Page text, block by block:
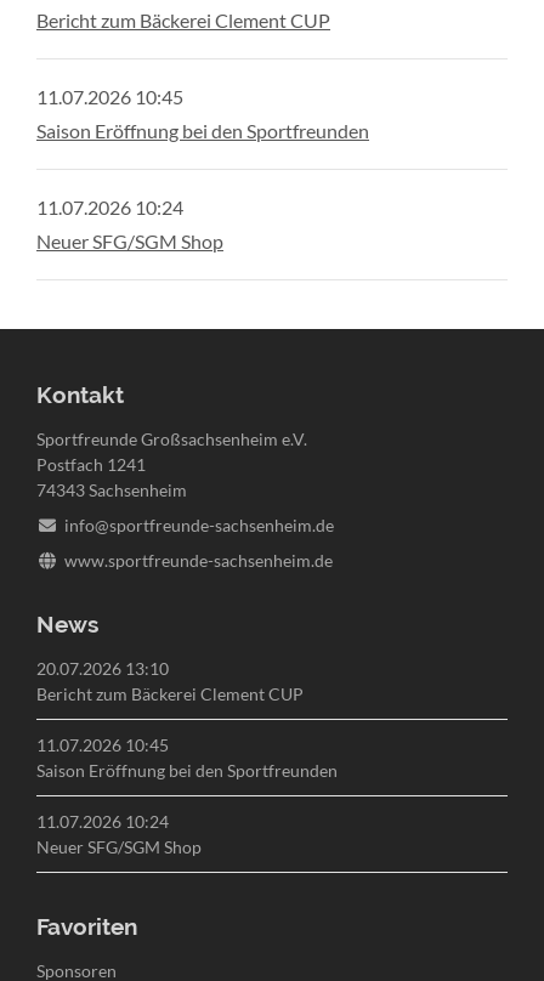
Bericht zum Bäckerei Clement CUP
11.07.2026 10:45
Saison Eröffnung bei den Sportfreunden
11.07.2026 10:24
Neuer SFG/SGM Shop
Kontakt
Sportfreunde Großsachsenheim e.V.
Postfach 1241
74343 Sachsenheim
info@sportfreunde-sachsenheim.de
www.sportfreunde-sachsenheim.de
News
20.07.2026 13:10
Bericht zum Bäckerei Clement CUP
11.07.2026 10:45
Saison Eröffnung bei den Sportfreunden
11.07.2026 10:24
Neuer SFG/SGM Shop
Favoriten
Navigation
Sponsoren